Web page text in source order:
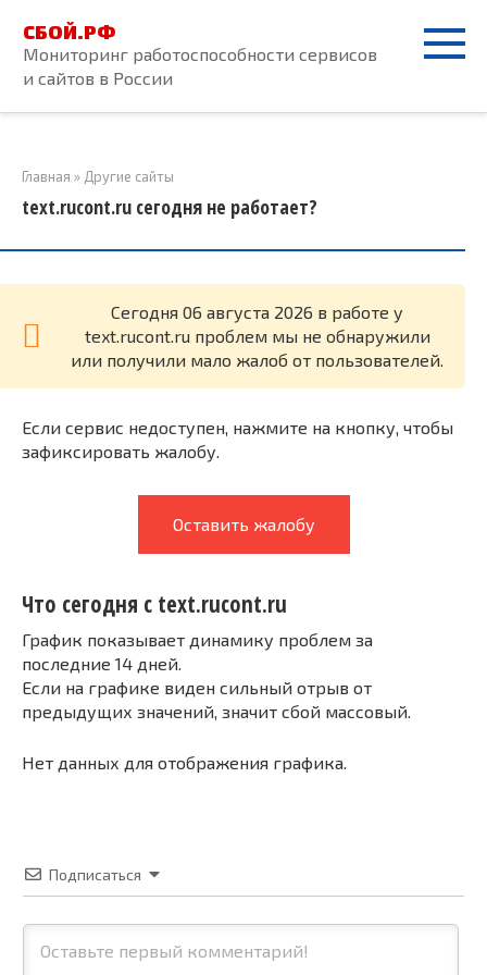
контенту
СБОЙ.РФ
Мониторинг работоспособности сервисов
и сайтов в России
Главная » Другие сайты
text.rucont.ru сегодня не работает?
Cегодня 06 августа 2026 в работе у
text.rucont.ru проблем мы не обнаружили
или получили мало жалоб от пользователей.
Если сервис недоступен, нажмите на кнопку, чтобы
зафиксировать жалобу.
Оставить жалобу
Что сегодня с text.rucont.ru
График показывает динамику проблем за
последние 14 дней.
Если на графике виден сильный отрыв от
предыдущих значений, значит сбой массовый.
Нет данных для отображения графика.
Подписаться